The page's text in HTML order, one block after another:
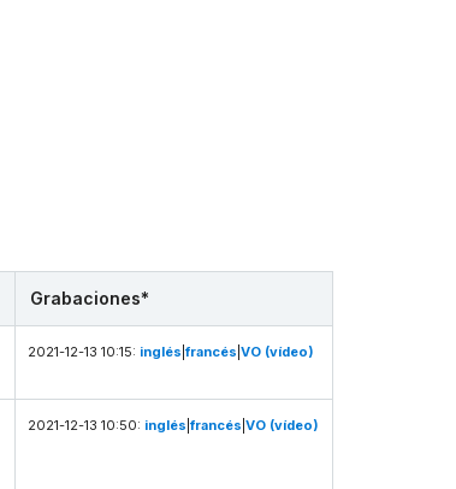
Grabaciones*
2021-12-13 10:15: inglés francés VO (vídeo)
2021-12-13 10:50: inglés francés VO (vídeo)